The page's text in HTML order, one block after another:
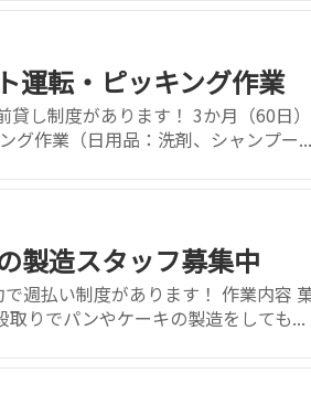
運転・ピッキング作業
し制度があります！ 3か月（60日
グ作業（日用品：洗剤、シャンプー...
製造スタッフ募集中
払い制度があります！ 作業内容
りでパンやケーキの製造をしても...